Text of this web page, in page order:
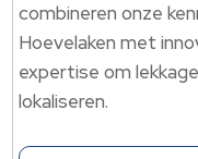
combineren onze
Hoevelaken met
expertise om
lokaliseren.​